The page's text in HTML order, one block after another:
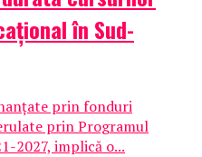
în Sud-
prin fonduri
prin Programul
2027, implică o...